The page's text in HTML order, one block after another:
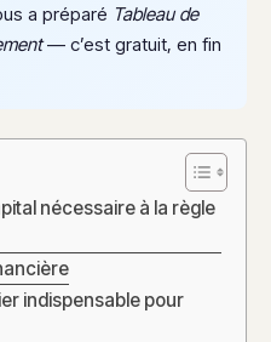
a préparé Tableau de
— c’est gratuit, en fin
nécessaire à la règle
indispensable pour